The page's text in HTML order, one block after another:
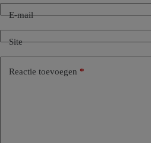
E-mail
Site
Reactie toevoegen *